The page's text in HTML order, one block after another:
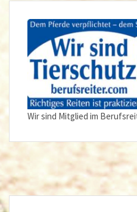
Wir sind Mitglied im